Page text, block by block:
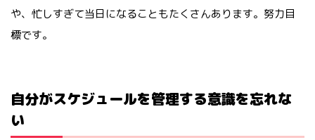
や、忙しすぎて当日になることもたくさんあります。努力目
標です。
自分がスケジュールを管理する意識を忘れな
い